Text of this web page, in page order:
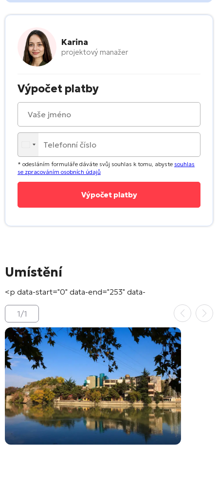
Karina
projektový manažer
Výpočet platby
* odesláním formuláře dáváte svůj souhlas k tomu, abyste souhlas
se zpracováním osobních údajů
Umístění
<p data-start="0" data-end="253" data-
1/1